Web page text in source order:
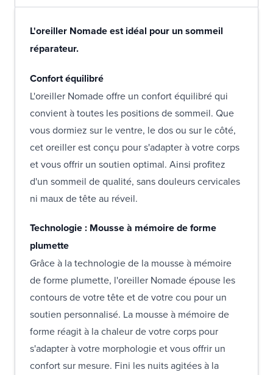
L'oreiller Nomade est idéal pour un sommeil
réparateur.
Confort équilibré
L'oreiller Nomade offre un confort équilibré qui
convient à toutes les positions de sommeil. Que
vous dormiez sur le ventre, le dos ou sur le côté,
cet oreiller est conçu pour s'adapter à votre corps
et vous offrir un soutien optimal. Ainsi profitez
d'un sommeil de qualité, sans douleurs cervicales
ni maux de tête au réveil.
Technologie : Mousse à mémoire de forme
plumette
Grâce à la technologie de la mousse à mémoire
de forme plumette, l'oreiller Nomade épouse les
contours de votre tête et de votre cou pour un
soutien personnalisé. La mousse à mémoire de
forme réagit à la chaleur de votre corps pour
s'adapter à votre morphologie et vous offrir un
confort sur mesure. Fini les nuits agitées à la